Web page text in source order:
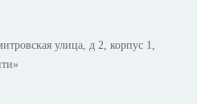
улица, д 2, корпус 1,